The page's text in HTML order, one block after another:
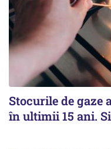
Stocurile de gaze
în ultimii 15 ani.